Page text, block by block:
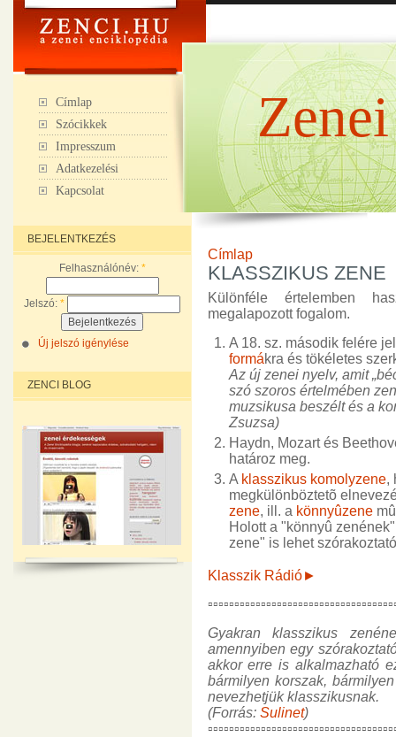
Címlap
Szócikkek
Impresszum
Adatkezelési
Kapcsolat
BEJELENTKEZÉS
Felhasználónév: *
Jelszó: *
Új jelszó igénylése
ZENCI BLOG
Címlap
KLASSZIKUS ZENE
Különféle értelemben
megalapozott fogalom.
A 18. sz. második felére
formákra és tökéletes
Az új zenei nyelv, amit
szó szoros értelmében
muzsikusa beszélt és a
Zsuzsa)
Haydn, Mozart és
határoz meg.
A klasszikus komolyzene,
megkülönböztetõ
zene, ill. a könnyûzene
Holott a "könnyû
zene" is lehet
Klasszik Rádió►
Gyakran klasszikus
amennyiben egy
akkor erre is alkalmazható
bármilyen korszak,
nevezhetjük klasszikusnak.
(Forrás: Sulinet)